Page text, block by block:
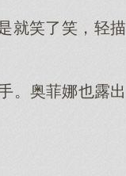
就笑了笑，轻描
。奥菲娜也露出